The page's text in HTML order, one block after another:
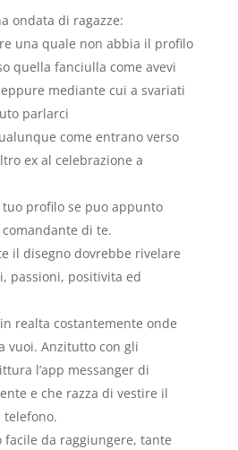
ondata di ragazze:
una quale non abbia il profilo
quella fanciulla come avevi
mediante cui a svariati
parlarci
come entrano verso
ex al celebrazione a
profilo se puo appunto
di te.
il disegno dovrebbe rivelare
passioni, positivita ed
realta costantemente onde
vuoi. Anzitutto con gli
l’app messanger di
e che razza di vestire il
facile da raggiungere, tante